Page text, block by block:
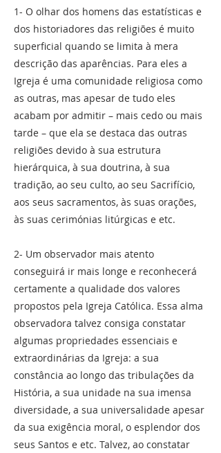
1- O olhar dos homens das estatísticas e
dos historiadores das religiões é muito
superficial quando se limita à mera
descrição das aparências. Para eles a
Igreja é uma comunidade religiosa como
as outras, mas apesar de tudo eles
acabam por admitir – mais cedo ou mais
tarde – que ela se destaca das outras
religiões devido à sua estrutura
hierárquica, à sua doutrina, à sua
tradição, ao seu culto, ao seu Sacrifício,
aos seus sacramentos, às suas orações,
às suas cerimónias litúrgicas e etc.
2- Um observador mais atento
conseguirá ir mais longe e reconhecerá
certamente a qualidade dos valores
propostos pela Igreja Católica. Essa alma
observadora talvez consiga constatar
algumas propriedades essenciais e
extraordinárias da Igreja: a sua
constância ao longo das tribulações da
História, a sua unidade na sua imensa
diversidade, a sua universalidade apesar
da sua exigência moral, o esplendor dos
seus Santos e etc. Talvez, ao constatar